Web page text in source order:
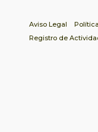
Aviso Legal
Registro de